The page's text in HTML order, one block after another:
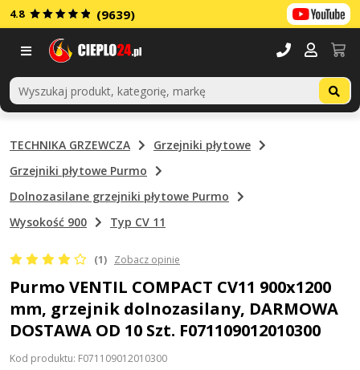
4.8 (9639)
TECHNIKA GRZEWCZA
Grzejniki płytowe
Grzejniki płytowe Purmo
Dolnozasilane grzejniki płytowe Purmo
Wysokość 900
Typ CV 11
(1) Zobacz opinie
Purmo VENTIL COMPACT CV11 900x1200
mm, grzejnik dolnozasilany, DARMOWA
DOSTAWA OD 10 Szt. F071109012010300
Kod produktu: F071109012010300